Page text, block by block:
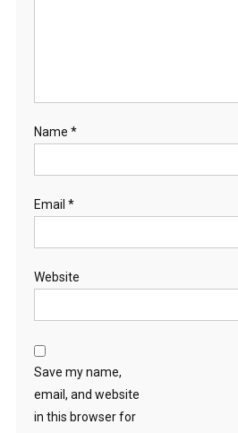
Name *
Email *
Website
Save my name,
email, and website
in this browser for